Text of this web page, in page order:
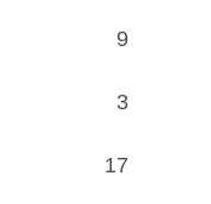
9
3
17